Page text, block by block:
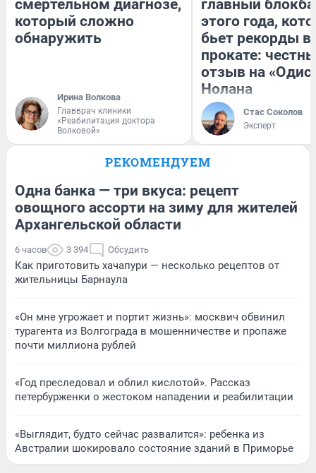
смертельном диагнозе,
который сложно
обнаружить
Ирина Волкова
Главврач клиники
«Реабилитация доктора
Волковой»
главный
этого года,
бьет рекорды в
прокате:
отзыв на
Нолана
Стас Соколов
Эксперт
РЕКОМЕНДУЕМ
Одна банка — три вкуса: рецепт
овощного ассорти на зиму для жителей
Архангельской области
6 часов 3 394 Обсудить
Как приготовить хачапури — несколько рецептов от
жительницы Барнаула
«Он мне угрожает и портит жизнь»: москвич обвинил
турагента из Волгограда в мошенничестве и пропаже
почти миллиона рублей
«Год преследовал и облил кислотой». Рассказ
петербурженки о жестоком нападении и реабилитации
«Выглядит, будто сейчас развалится»: ребенка из
Австралии шокировало состояние зданий в Приморье